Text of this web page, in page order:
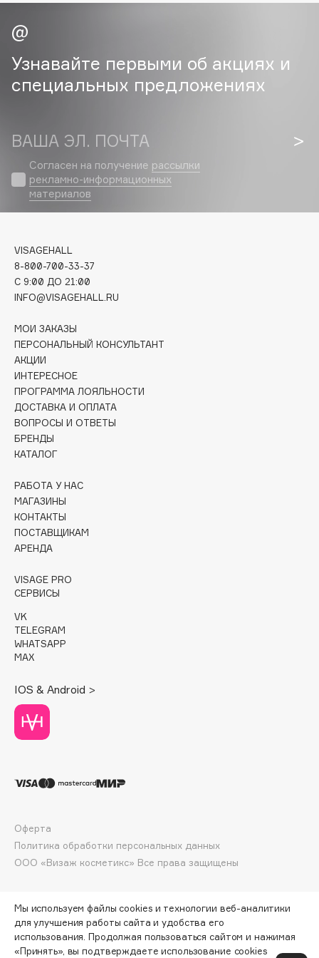
Cadence
Carbon Theory
Carmex
Celimax
Cettua
Chupa Chups
Clarins Precious
Clinique
Clive Christian
Collagenina
Consly
Corimo
CosRX
Cottolina
Crescina
D
d'Alba
DARLING*
Davines
Deonica
Dior
Divage
Dolce & Gabbana
DP Daily Perfection
Dr.Althea
Dr.Ceuracle
Dr.Jart+
Dyson
ПО ЗОЛОТОЙ КАРТЕ:365 ₽
Узнавайте первыми об акциях и
специальных предложениях
ВАША ЭЛ. ПОЧТА
Согласен на получение рассылки
рекламно-информационных
материалов
VISAGEHALL
8-800-700-33-37
C 9:00 ДО 21:00
INFO@VISAGEHALL.RU
МОИ ЗАКАЗЫ
ПЕРСОНАЛЬНЫЙ КОНСУЛЬТАНТ
АКЦИИ
ИНТЕРЕСНОЕ
ПРОГРАММА ЛОЯЛЬНОСТИ
ДОСТАВКА И ОПЛАТА
ВОПРОСЫ И ОТВЕТЫ
БРЕНДЫ
КАТАЛОГ
РАБОТА У НАС
МАГАЗИНЫ
КОНТАКТЫ
ПОСТАВЩИКАМ
АРЕНДА
VISAGE PRO
СЕРВИСЫ
VK
TELEGRAM
WHATSAPP
MAX
IOS & Android >
ООО «Визаж косметикс» Все права защищены
Оферта
Политика обработки персональных данных
Мы используем файлы cookies и технологии веб-аналитики
для улучшения работы сайта и удобства его
использования. Продолжая пользоваться сайтом и нажимая
«Принять», вы подтверждаете использование cookies